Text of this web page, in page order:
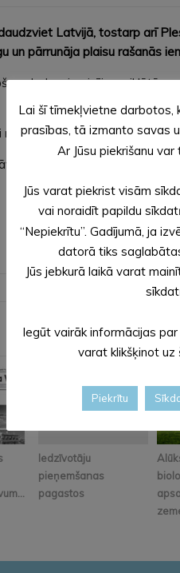
Latvijā, tostarp arī
pārrunāja plaisu rašanās
salu, kas izraisījis
slāni 25 centimetru
kopā ar būvuzraugu
Iedzīvotāju
pieņemšanas
pagastos
Lai šī tīmekļvietne darbotos,
prasības, tā izmanto savas
Ar Jūsu piekrišanu
Jūs varat piekrist visām
vai noraidīt papildu
“Nepiekrītu”. Gadījumā, ja
datorā tiks
Jūs jebkurā laikā varat
Iegūt vairāk informācijas
varat klikšķinot uz
Piekrītu